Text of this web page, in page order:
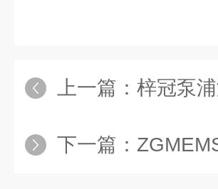
上一篇： 梓冠泵
下一篇：